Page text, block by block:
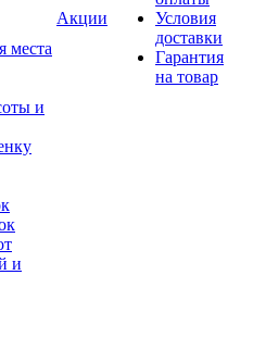
места
и
и
Акции
Условия
доставки
Гарантия
на товар